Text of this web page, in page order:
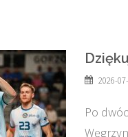
2026-
Po